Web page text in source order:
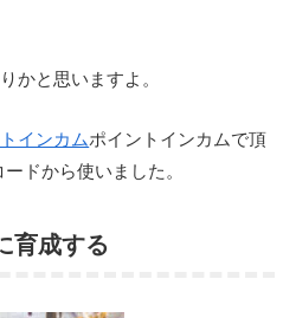
かと思いますよ。
インカムポイントインカムで頂
ドから使いました。
育成する